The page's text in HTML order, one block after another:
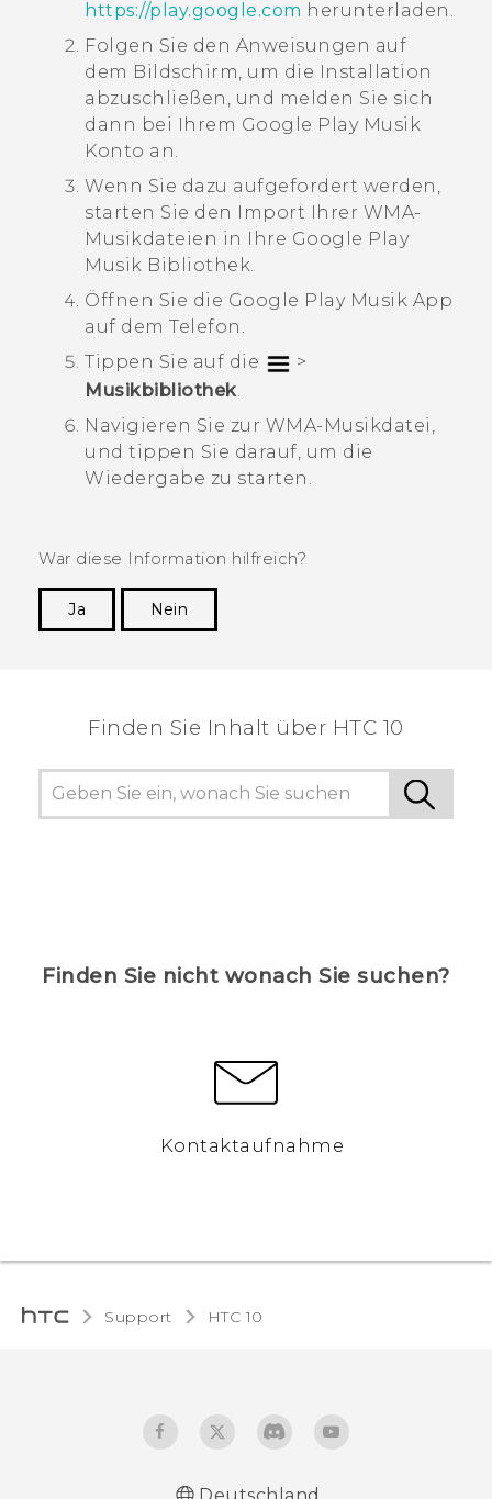
https://play.google.com herunterladen.
Folgen Sie den Anweisungen auf
dem Bildschirm, um die Installation
abzuschließen, und melden Sie sich
dann bei Ihrem Google Play Musik
Konto an.
Wenn Sie dazu aufgefordert werden,
starten Sie den Import Ihrer WMA-
Musikdateien in Ihre Google Play
Musik Bibliothek.
Öffnen Sie die Google Play Musik App
auf dem Telefon.
Tippen Sie auf die
>
Musikbibliothek
Navigieren Sie zur WMA-Musikdatei,
und tippen Sie darauf, um die
Wiedergabe zu starten.
War diese Information hilfreich?
Ja
Nein
Finden Sie Inhalt über‎ HTC 10
Finden Sie nicht wonach Sie suchen?
Kontaktaufnahme
Support HTC 10‎